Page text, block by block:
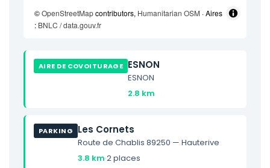
©OpenStreetMapcontributors, Humanitarian OSM · Aires
: BNLC / data.gouv.fr
AIRE DE COVOITURAGE ESNON
ESNON
2.8 km
PARKING Les Cornets
Route de Chablis 89250 — Hauterive
3.8 km·2 places